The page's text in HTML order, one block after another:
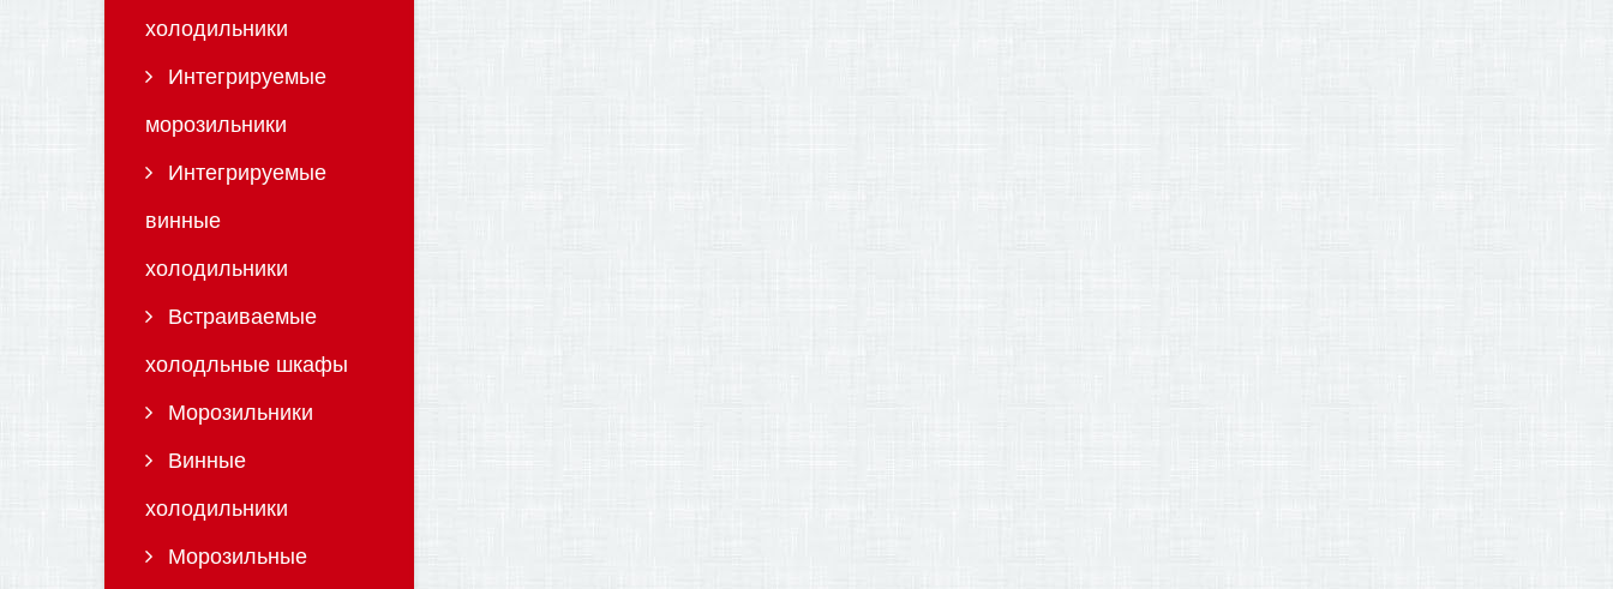
холодильники
Интегрируемые
морозильники
Интегрируемые
винные
холодильники
Встраиваемые
холодльные шкафы
Морозильники
Винные
холодильники
Морозильные